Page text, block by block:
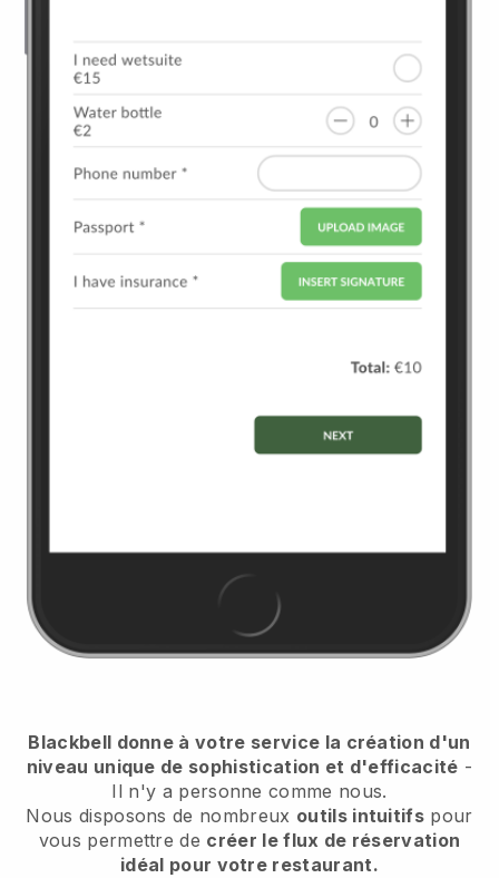
Blackbell donne à votre service la création d'un
niveau unique de sophistication et d'efficacité -
Il n'y a personne comme nous.
Nous disposons de nombreux outils intuitifs pour
vous permettre de créer le flux de réservation
idéal pour votre restaurant.